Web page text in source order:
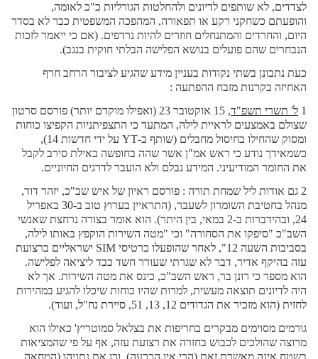
לצדדים, לא שותפים לדיונים ולהחלטות הגורליות כ"כ לאומה,
והופעתם כשחקני רקע או תפאורה, המהפכה המשפטית כבר לא בסדר
היום, והחרדים והמתנחלים חוזרים להיות נרדפים. (אם כי ייאמר לזכות
הנבחרים שהם פועלים בנושא הפלישה הבלתי חוקית בנגב).
כעת נתבונן בשתי נקודות בעניין מידע שהגיע לציבור הרחב חרף
האחיזה בקרנות מזבח ההפתעה :
1 ל' תשרי תשפ"ד
, 15 אוקטובר 23 (ואפילו מוקדם יותר) פורסם סרטון
שצולם באמצעים לראיית לילה, המתעד כי התצפיתניות הקפיצו כוחות
ומסוק שהחילו בחיסול מחבלים (שותף ב-YT
על ידי חדשות 14),
כשמאידך נודע כי ראש אמ"ן אשר שהה בחופשה באילת סירב לקבל
את החומר המודיעיני. המידע נבלם ולא הועבר לדרגים החיוניים.
2 גם אודות ליל שמחת תורה : פורסם ראיון של איש שב"כ, יזהר דוד,
מנהל בחטיבת השומרון לשעבר, (התראיין בערוץ טוב ב-30 באפריל
24, ובהידברות ב-2 במאי, בין היתר). הוא אומר בצורה נרחצת שאנשי
השב"כ "סיפקו את הסחורה" וכי "מטה השירות הוקפץ באותו לילה,
בסביבות השעה 12", לאחר שהופעלו כרטיסי
SIM ישראליים ברצועת
עזה בהיקף אדיר, דבר לא שגרתי שעורר חשד כבד ליציאה לפלישה.
הוא מספר כי רונן בר, ראש השב"כ, כינס את מטה השירות. אך לא
היה לדיונים תוצאה מעשית, למרות שהיו כוחות שיכלו להגיע במהירות
לחזית (הוא מזכיר את הגדודים 12, 13, 51, סיירת נח"ל, ועוד).
גורמים מסוימים מבקרים בחריפות את בצלאל סמוטריץ' כאילו הוא
מרוצה שהולכים לכבוש בחזרה את רצועת עזה, אף על פי שהמציאות